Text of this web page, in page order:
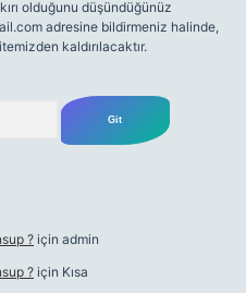
olduğunu düşündüğünüz
adresine bildirmeniz halinde,
kaldırılacaktır.
? için admin
? için Kısa